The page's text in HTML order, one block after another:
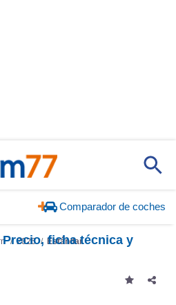
Comparador de coches
2026 Estándar
Precio, ficha técnica y